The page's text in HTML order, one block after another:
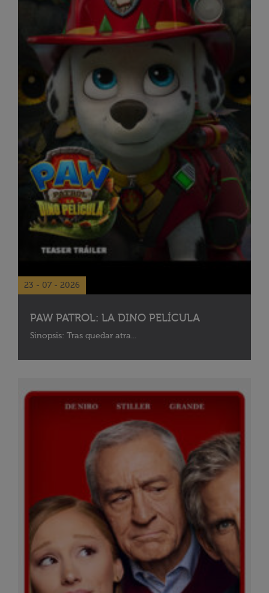
23 - 07 - 2026
PAW PATROL: LA DINO PELÍCULA
Sinopsis: Tras quedar atra...